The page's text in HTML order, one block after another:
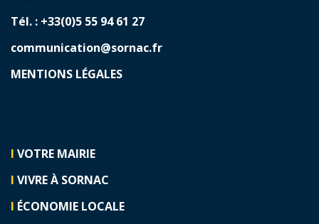
Tél. : +33(0)5 55 94 61 27
communication@sornac.fr
MENTIONS LÉGALES
I VOTRE MAIRIE
I VIVRE À SORNAC
I ÉCONOMIE LOCALE